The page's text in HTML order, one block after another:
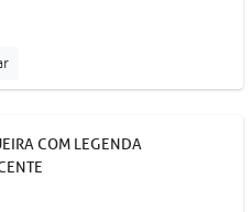
COM LEGENDA